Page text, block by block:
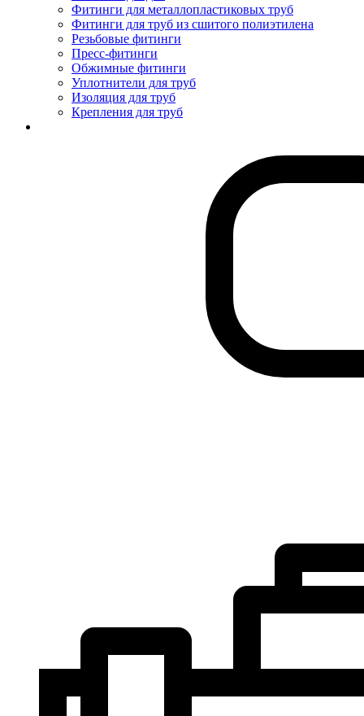
Фитинги для металлопластиковых труб
Фитинги для труб из сшитого полиэтилена
Резьбовые фитинги
Пресс-фитинги
Обжимные фитинги
Уплотнители для труб
Изоляция для труб
Крепления для труб